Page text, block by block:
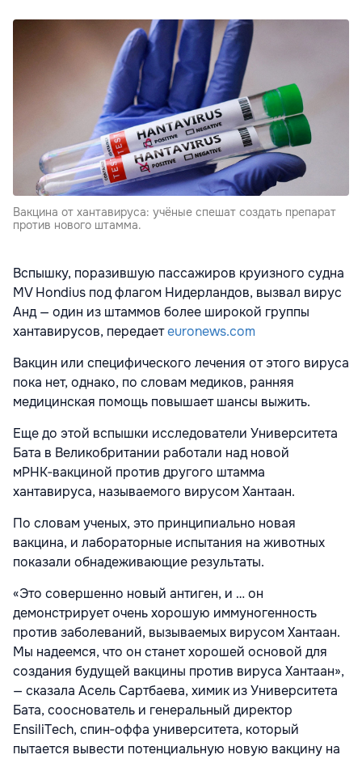
Вакцина от хантавируса: учёные спешат создать препарат
против нового штамма.
Вспышку, поразившую пассажиров круизного судна
MV Hondius под флагом Нидерландов, вызвал вирус
Анд — один из штаммов более широкой группы
хантавирусов, передаетeuronews.com
Вакцин или специфического лечения от этого вируса
пока нет, однако, по словам медиков, ранняя
медицинская помощь повышает шансы выжить.
Еще до этой вспышки исследователи Университета
Бата в Великобритании работали над новой
мРНК‑вакциной против другого штамма
хантавируса, называемого вирусом Хантаан.
По словам ученых, это принципиально новая
вакцина, и лабораторные испытания на животных
показали обнадеживающие результаты.
«Это совершенно новый антиген, и … он
демонстрирует очень хорошую иммуногенность
против заболеваний, вызываемых вирусом Хантаан.
Мы надеемся, что он станет хорошей основой для
создания будущей вакцины против вируса Хантаан»,
— сказала Асель Сартбаева, химик из Университета
Бата, сооснователь и генеральный директор
EnsiliTech, спин‑оффа университета, который
пытается вывести потенциальную новую вакцину на